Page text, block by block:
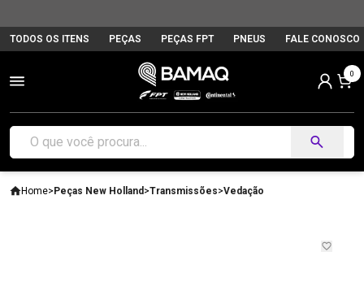
TODOS OS ITENS PEÇAS PEÇAS FPT PNEUS FALE CONOSCO
0
Home>Peças New Holland >Transmissões>Vedação